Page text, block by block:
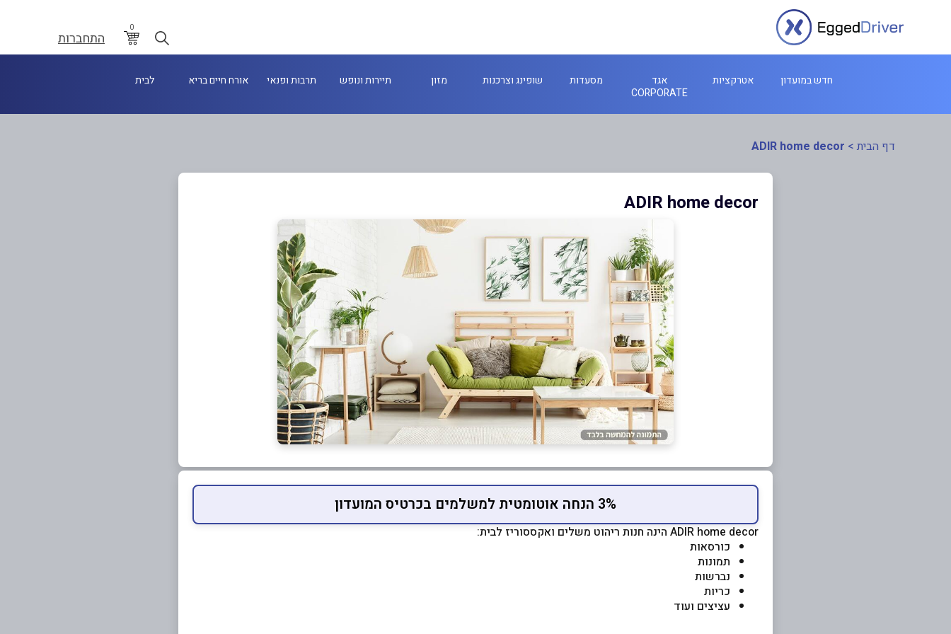
0
התחברות
חדש במועדון אטרקציות
אגד
CORPORATE
מסעדות שופינג וצרכנות מזון תיירות ונופש תרבות ופנאי אורח חיים בריא לבית
דף הבית >
ADIR home decor
ADIR home decor
3% הנחה אוטומטית למשלמים בכרטיס המועדון
ADIR home decor הינה חנות ריהוט משלים ואקססוריז לבית:
כורסאות
תמונות
נברשות
כריות
עציצים ועוד